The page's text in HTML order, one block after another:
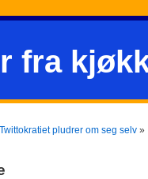
fra
pludrer om seg selv »